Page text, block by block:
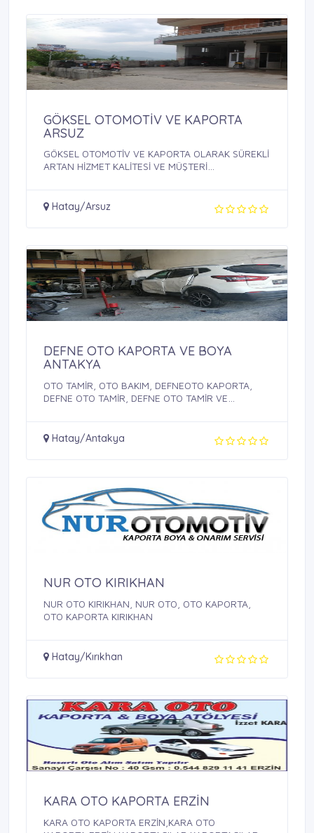
GÖKSEL OTOMOTİV VE KAPORTA
ARSUZ
GÖKSEL OTOMOTİV VE KAPORTA OLARAK SÜREKLİ
ARTAN HİZMET KALİTESİ VE MÜŞTERİ
Hatay/Arsuz
DEFNE OTO KAPORTA VE BOYA
ANTAKYA
OTO TAMİR, OTO BAKIM, DEFNEOTO KAPORTA,
DEFNE OTO TAMİR, DEFNE OTO TAMİR VE
Hatay/Antakya
NUR OTO KIRIKHAN
NUR OTO KIRIKHAN, NUR OTO, OTO KAPORTA,
OTO KAPORTA KIRIKHAN
Hatay/Kırıkhan
KARA OTO KAPORTA ERZİN
KARA OTO KAPORTA ERZİN,KARA OTO